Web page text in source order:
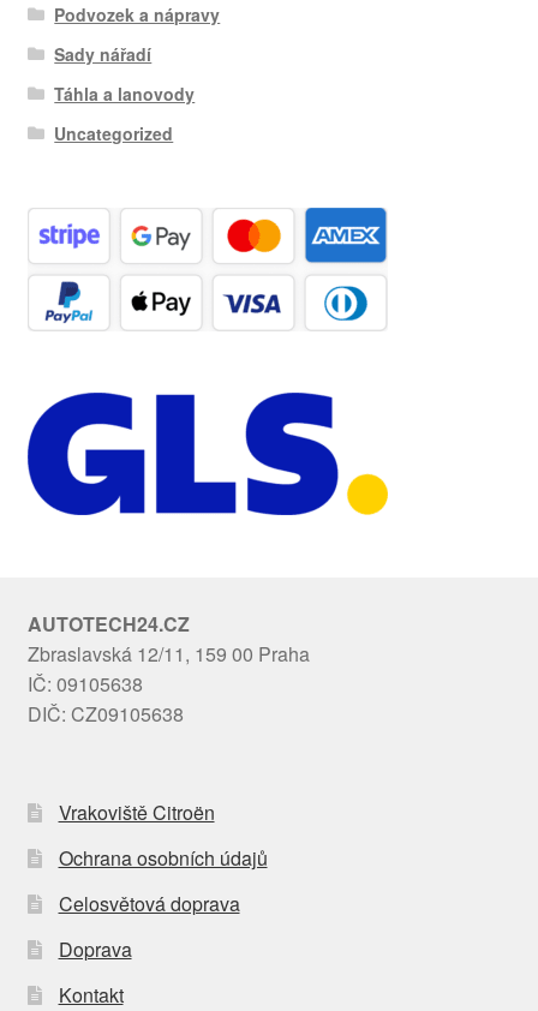
Podvozek a nápravy
Sady nářadí
Táhla a lanovody
Uncategorized
AUTOTECH24.CZ
Zbraslavská 12/11, 159 00 Praha
IČ: 09105638
DIČ: CZ09105638
Vrakoviště Citroën
Ochrana osobních údajů
Celosvětová doprava
Doprava
Kontakt